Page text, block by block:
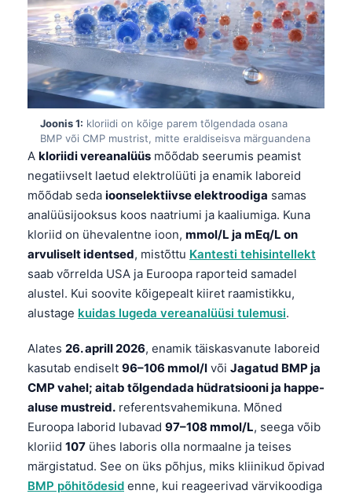
Joonis 1: kloriidi on kõige parem tõlgendada osana
BMP või CMP mustrist, mitte eraldiseisva märguandena
A kloriidi vereanalüüs mõõdab seerumis peamist
negatiivselt laetud elektrolüüti ja enamik laboreid
mõõdab seda ioonselektiivse elektroodiga samas
analüüsijooksus koos naatriumi ja kaaliumiga. Kuna
kloriid on ühevalentne ioon, mmol/L ja mEq/L on
arvuliselt identsed, mistõttu Kantesti tehisintellekt
saab võrrelda USA ja Euroopa raporteid samadel
alustel. Kui soovite kõigepealt kiiret raamistikku,
alustage kuidas lugeda vereanalüüsi tulemusi.
Alates 26. aprill 2026, enamik täiskasvanute laboreid
kasutab endiselt 96–106 mmol/l või Jagatud BMP ja
CMP vahel; aitab tõlgendada hüdratsiooni ja happe-
aluse mustreid. referentsvahemikuna. Mõned
Euroopa laborid lubavad 97–108 mmol/L, seega võib
kloriid 107 ühes laboris olla normaalne ja teises
märgistatud. See on üks põhjus, miks kliinikud õpivad
BMP põhitõdesid enne, kui reageerivad värvikoodiga